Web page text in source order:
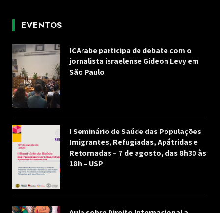
EVENTOS
ICArabe participa de debate com o
jornalista israelense Gideon Levy em
São Paulo
I Seminário de Saúde das Populações
Imigrantes, Refugiadas, Apátridas e
Retornadas – 7 de agosto, das 8h30 às
18h – USP